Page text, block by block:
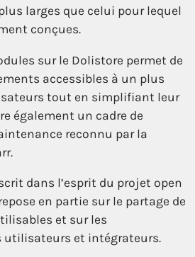
larges que celui pour lequel
conçues.
sur le Dolistore permet de
accessibles à un plus
tout en simplifiant leur
également un cadre de
reconnu par la
dans l’esprit du projet open
en partie sur le partage de
et sur les
utilisateurs et intégrateurs.